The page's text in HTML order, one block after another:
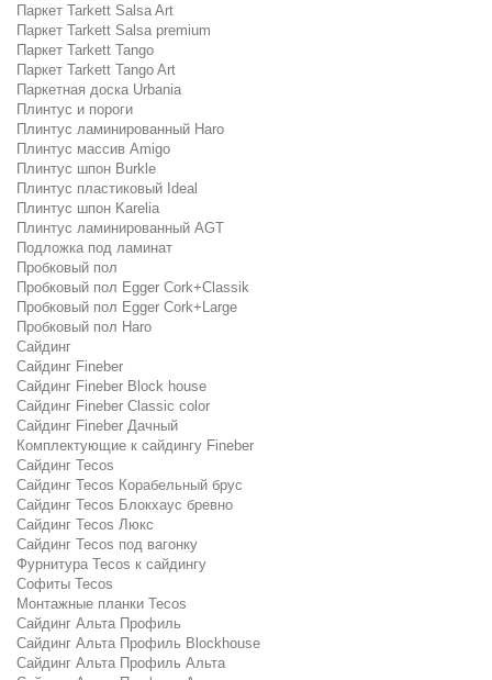
Паркет Tarkett Salsa Art
Паркет Tarkett Salsa premium
Паркет Tarkett Tango
Паркет Tarkett Tango Art
Паркетная доска Urbania
Плинтус и пороги
Плинтус ламинированный Haro
Плинтус массив Amigo
Плинтус шпон Burkle
Плинтус пластиковый Ideal
Плинтус шпон Karelia
Плинтус ламинированный AGT
Подложка под ламинат
Пробковый пол
Пробковый пол Egger Cork+Classik
Пробковый пол Egger Cork+Large
Пробковый пол Haro
Сайдинг
Сайдинг Fineber
Сайдинг Fineber Block house
Сайдинг Fineber Classic color
Сайдинг Fineber Дачный
Комплектующие к сайдингу Fineber
Сайдинг Tecos
Сайдинг Tecos Корабельный брус
Сайдинг Tecos Блокхаус бревно
Сайдинг Tecos Люкс
Сайдинг Tecos под вагонку
Фурнитура Tecos к сайдингу
Софиты Tecos
Монтажные планки Tecos
Сайдинг Альта Профиль
Сайдинг Альта Профиль Blockhouse
Сайдинг Альта Профиль Альта